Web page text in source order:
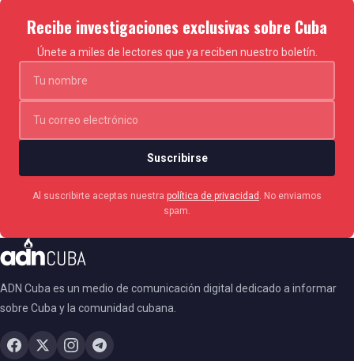
Recibe investigaciones exclusivas sobre Cuba
Únete a miles de lectores que ya reciben nuestro boletín.
Suscribirse
Al suscribirte aceptas nuestra política de privacidad . No enviamos
spam.
ADN Cuba es un medio de comunicación digital dedicado a informar
sobre Cuba y la comunidad cubana.